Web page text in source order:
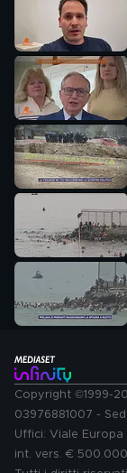
Copyright ©1999-
03976881007 -
Uffici: Viale
int. vers. €